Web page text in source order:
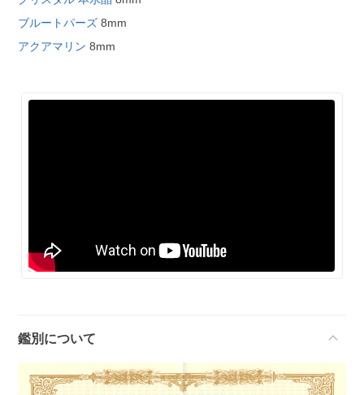
ブルートパーズ 8mm
アクアマリン 8mm
鑑別について